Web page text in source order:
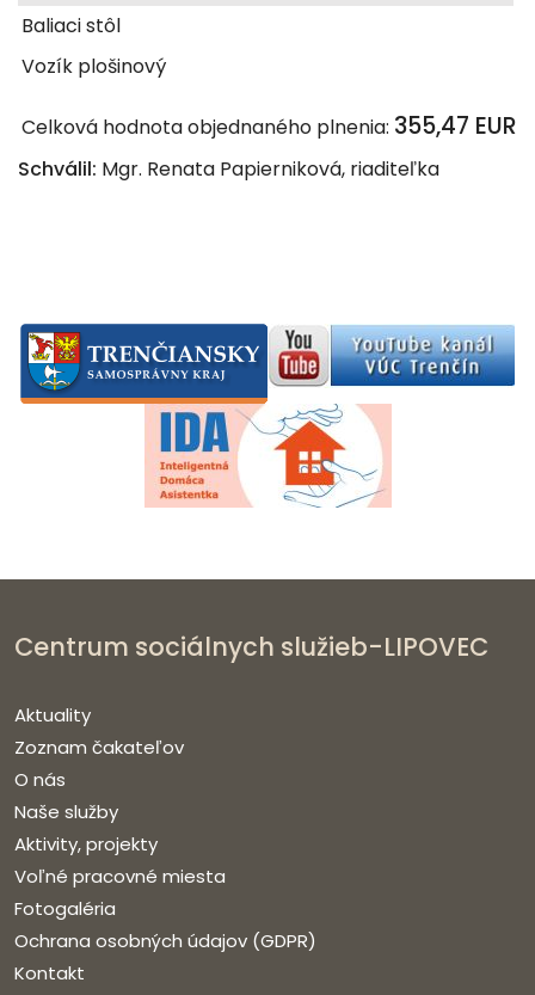
Baliaci stôl
Vozík plošinový
Celková hodnota objednaného plnenia: 355,47 EUR
Schválil: Mgr. Renata Papierniková, riaditeľka
Centrum sociálnych služieb-LIPOVEC
Aktuality
Zoznam čakateľov
O nás
Naše služby
Aktivity, projekty
Voľné pracovné miesta
Fotogaléria
Ochrana osobných údajov (GDPR)
Kontakt